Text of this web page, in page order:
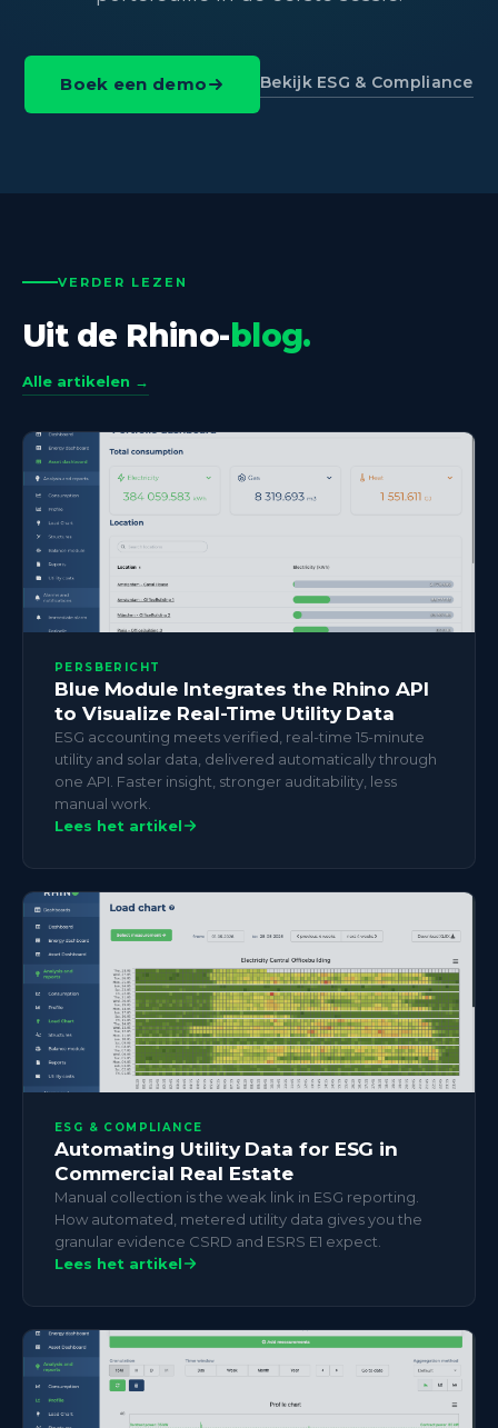
Boek een demo Bekijk ESG & Compliance
VERDER LEZEN
Uit de Rhino-blog.
Alle artikelen →
PERSBERICHT
Blue Module Integrates the Rhino API
to Visualize Real-Time Utility Data
ESG accounting meets verified, real-time 15-minute
utility and solar data, delivered automatically through
one API. Faster insight, stronger auditability, less
manual work.
Lees het artikel
ESG & COMPLIANCE
Automating Utility Data for ESG in
Commercial Real Estate
Manual collection is the weak link in ESG reporting.
How automated, metered utility data gives you the
granular evidence CSRD and ESRS E1 expect.
Lees het artikel